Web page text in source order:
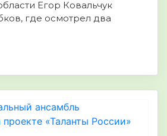
Егор Ковальчук
где осмотрел два